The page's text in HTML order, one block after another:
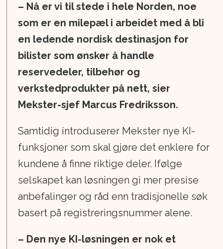
– Nå er vi til stede i hele Norden, noe
som er en milepæl i arbeidet med å bli
en ledende nordisk destinasjon for
bilister som ønsker å handle
reservedeler, tilbehør og
verkstedprodukter på nett, sier
Mekster-sjef Marcus Fredriksson.
Samtidig introduserer Mekster nye KI-
funksjoner som skal gjøre det enklere for
kundene å finne riktige deler. Ifølge
selskapet kan løsningen gi mer presise
anbefalinger og råd enn tradisjonelle søk
basert på registreringsnummer alene.
– Den nye KI-løsningen er nok et